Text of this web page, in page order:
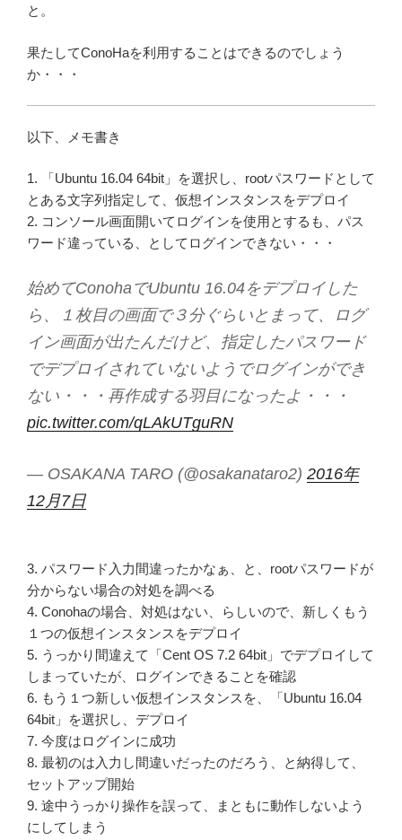
と。
果たしてConoHaを利用することはできるのでしょう
か・・・
以下、メモ書き
1. 「Ubuntu 16.04 64bit」を選択し、rootパスワードとして
とある文字列指定して、仮想インスタンスをデプロイ
2. コンソール画面開いてログインを使用とするも、パス
ワード違っている、としてログインできない・・・
始めてConohaでUbuntu 16.04をデプロイした
ら、１枚目の画面で３分ぐらいとまって、ログ
イン画面が出たんだけど、指定したパスワード
でデプロイされていないようでログインができ
ない・・・再作成する羽目になったよ・・・
pic.twitter.com/qLAkUTguRN
— OSAKANA TARO (@osakanataro2) 2016年
12月7日
3. パスワード入力間違ったかなぁ、と、rootパスワードが
分からない場合の対処を調べる
4. Conohaの場合、対処はない、らしいので、新しくもう
１つの仮想インスタンスをデプロイ
5. うっかり間違えて「Cent OS 7.2 64bit」でデプロイして
しまっていたが、ログインできることを確認
6. もう１つ新しい仮想インスタンスを、「Ubuntu 16.04
64bit」を選択し、デプロイ
7. 今度はログインに成功
8. 最初のは入力し間違いだったのだろう、と納得して、
セットアップ開始
9. 途中うっかり操作を誤って、まともに動作しないよう
にしてしまう